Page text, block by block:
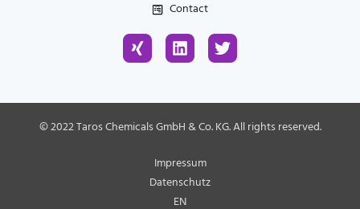
Contact
X
i
L
i
e
d
i
T
w
t
e
r
© 2022 Taros Chemicals GmbH & Co. KG. All rights reserved.
Impressum
Datenschutz
EN